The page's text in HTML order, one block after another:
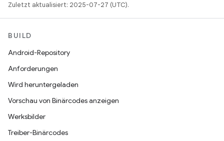
Zuletzt aktualisiert: 2025-07-27 (UTC).
BUILD
Android-Repository
Anforderungen
Wird heruntergeladen
Vorschau von Binärcodes anzeigen
Werksbilder
Treiber-Binärcodes